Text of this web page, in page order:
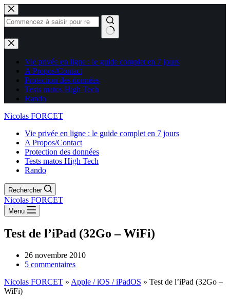
Aucun
résultat
Vie privée en ligne : le guide complet en 7 jours
A Propos/Contact
Protection des données
Tests matos High Tech
Rando
Nicolas FORCET
Vie privée en ligne : le guide complet en 7 jours
A Propos/Contact
Protection des données
Tests matos High Tech
Rando
Rechercher
Nicolas FORCET
Menu
Test de l’iPad (32Go – WiFi)
26 novembre 2010
5 commentaires
Nicolas FORCET » Apple / iOS / iPadOS » Test de l’iPad (32Go –
WiFi)